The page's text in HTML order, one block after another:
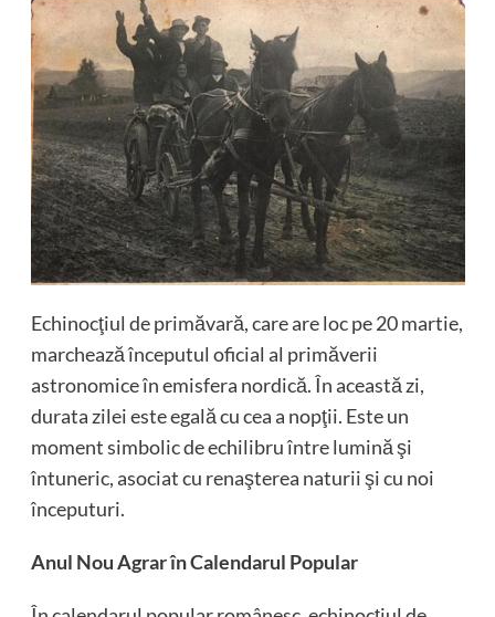
Echinocţiul de primăvară, care are loc pe 20 martie,
marchează începutul oficial al primăverii
astronomice în emisfera nordică. În această zi,
durata zilei este egală cu cea a nopţii. Este un
moment simbolic de echilibru între lumină şi
întuneric, asociat cu renaşterea naturii şi cu noi
începuturi.
Anul Nou Agrar în Calendarul Popular